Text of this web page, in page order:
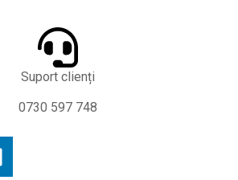
Suport clienți
0730 597 748